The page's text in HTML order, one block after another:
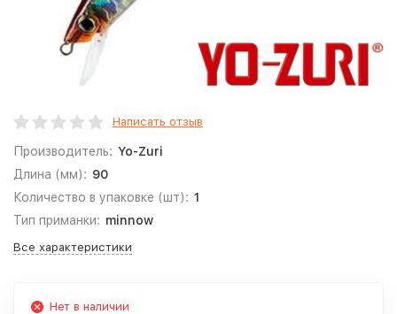
Написать отзыв
Производитель: Yo-Zuri
Длина (мм): 90
Количество в упаковке (шт): 1
Тип приманки: minnow
Все характеристики
Нет в наличии